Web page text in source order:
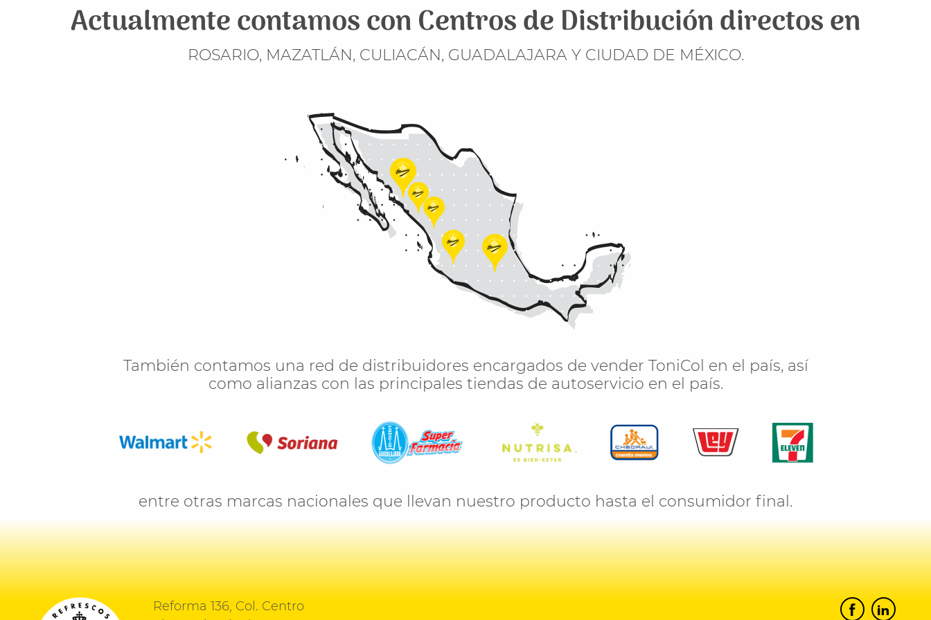
Actualmente contamos con Centros de Distribución directos en
ROSARIO, MAZATLÁN, CULIACÁN, GUADALAJARA Y CIUDAD DE MÉXICO.
También contamos una red de distribuidores encargados de vender ToniCol en el país, así
como alianzas con las principales tiendas de autoservicio en el país.
entre otras marcas nacionales que llevan nuestro producto hasta el consumidor final.
Reforma 136, Col. Centro